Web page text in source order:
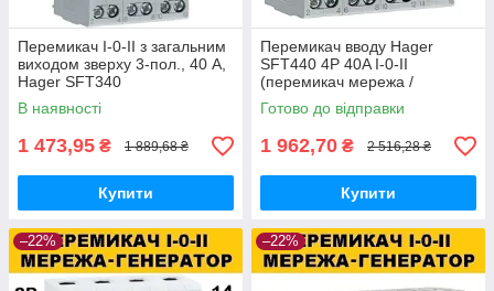
Перемикач I-0-II з загальним
виходом зверху 3-пол., 40 А,
Hager SFT340
В наявності
1 473,95 ₴ 1 889,68 ₴
Купити
Перемикач вводу Hager
SFT440 4P 40A I-0-II
(перемикач мережа /
генератор)
Готово до відправки
1 962,70 ₴ 2 516,28 ₴
Купити
–22% –22%